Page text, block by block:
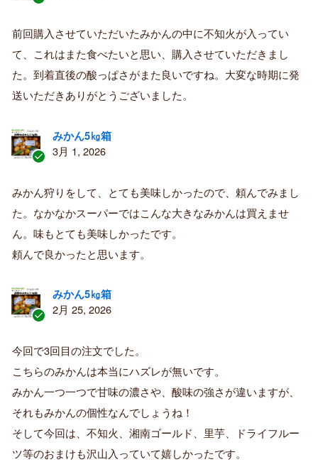
証
済
み
購
者
前回購入させていただいたみかんの中に不知火が入ってい
て、これはまた食べたいと思い、購入させていただきまし
た。到着直後の酸っぱさがまた良いですね。大変な時期に発
送いただきありがとうございました。
証
済
み
購
者
みかん5㎏箱
3月 1, 2026
みかん狩りをして、とても美味しかったので、頼んでみまし
た。なかなかスーパーではこんな大きなみかんは買えませ
ん。味もとても美味しかったです。
頼んで良かったと思います。
証
済
み
購
者
みかん5㎏箱
2月 25, 2026
今回で3回目の注文でした。
こちらのみかんは本当にハズレが無いです。
みかん一つ一つで甘味の濃さや、酸味の強さが違いますが、
それもみかんの個性なんでしょうね！
そして今回は、不知火、湘南ゴールド、里芋、ドライフルー
ツ等のおまけも沢山入っていて嬉しかったです。